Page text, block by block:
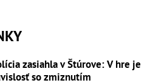
zasiahla v Štúrove: V hre je
so zmiznutím